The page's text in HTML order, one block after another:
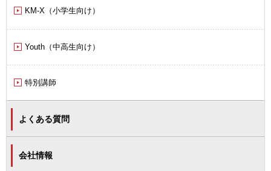
KM-X（小学生向け）
Youth（中高生向け）
特別講師
よくある質問
会社情報